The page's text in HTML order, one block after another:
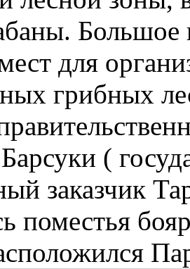
Большое
для
грибных
(
заказчик
поместья